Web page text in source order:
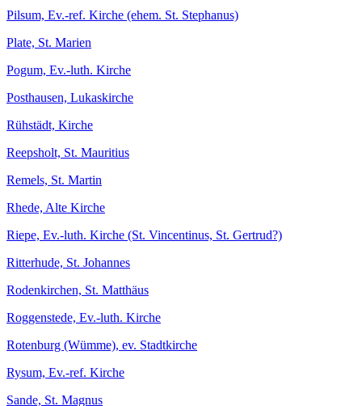
Pilsum, Ev.-ref. Kirche (ehem. St. Stephanus)
Plate, St. Marien
Pogum, Ev.-luth. Kirche
Posthausen, Lukaskirche
Rühstädt, Kirche
Reepsholt, St. Mauritius
Remels, St. Martin
Rhede, Alte Kirche
Riepe, Ev.-luth. Kirche (St. Vincentinus, St. Gertrud?)
Ritterhude, St. Johannes
Rodenkirchen, St. Matthäus
Roggenstede, Ev.-luth. Kirche
Rotenburg (Wümme), ev. Stadtkirche
Rysum, Ev.-ref. Kirche
Sande, St. Magnus